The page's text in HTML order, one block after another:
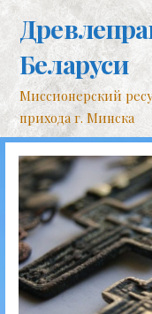
контенту
Беларуси
Миссионерский
прихода г. Минска